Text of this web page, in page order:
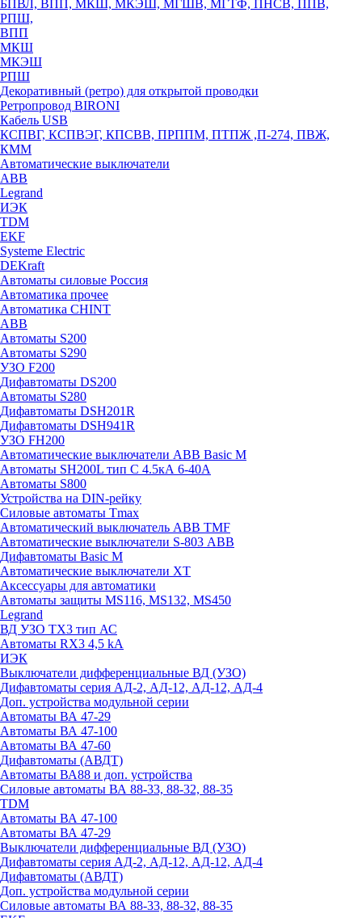
БПВЛ, ВПП, МКШ, МКЭШ, МГШВ, МГТФ, ПНСВ, ППВ,
РПШ,
ВПП
МКШ
МКЭШ
РПШ
Декоративный (ретро) для открытой проводки
Ретропровод BIRONI
Кабель USB
КСПВГ, КСПВЭГ, КПСВВ, ПРППМ, ПТПЖ ,П-274, ПВЖ,
КММ
Автоматические выключатели
ABB
Legrand
ИЭК
TDM
EKF
Systeme Electric
DEKraft
Автоматы силовые Россия
Автоматика прочее
Автоматика CHINT
ABB
Автоматы S200
Автоматы S290
УЗО F200
Дифавтоматы DS200
Автоматы S280
Дифавтоматы DSH201R
Дифавтоматы DSH941R
УЗО FH200
Автоматические выключатели ABB Basic M
Автоматы SH200L тип С 4.5кА 6-40А
Автоматы S800
Устройства на DIN-рейку
Силовые автоматы Tmax
Автоматический выключатель ABB TMF
Автоматические выключатели S-803 АВВ
Дифавтоматы Basic M
Автоматические выключатели XT
Аксессуары для автоматики
Автоматы защиты MS116, MS132, MS450
Legrand
ВД УЗО TX3 тип АС
Автоматы RX3 4,5 kA
ИЭК
Выключатели дифференциальные ВД (УЗО)
Дифавтоматы серия АД-2, АД-12, АД-12, АД-4
Доп. устройства модульной серии
Автоматы ВА 47-29
Автоматы ВА 47-100
Автоматы ВА 47-60
Дифавтоматы (АВДТ)
Автоматы ВА88 и доп. устройства
Силовые автоматы ВА 88-33, 88-32, 88-35
TDM
Автоматы ВА 47-100
Автоматы ВА 47-29
Выключатели дифференциальные ВД (УЗО)
Дифавтоматы серия АД-2, АД-12, АД-12, АД-4
Дифавтоматы (АВДТ)
Доп. устройства модульной серии
Силовые автоматы ВА 88-33, 88-32, 88-35